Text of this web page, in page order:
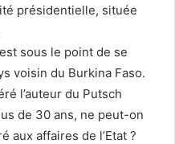
présidentielle, située
sous le point de se
voisin du Burkina Faso.
l’auteur du Putsch
de 30 ans, ne peut-on
aux affaires de l’Etat ?